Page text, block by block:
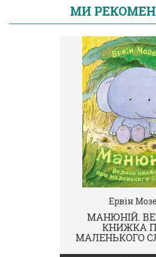
МИ
Ервін
МАНЮНІЙ.
КНИЖКА
МАЛЕНЬКОГО